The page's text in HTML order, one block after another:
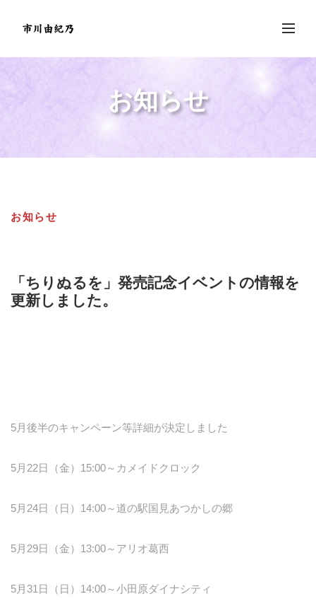
お知らせ
お知らせ
「ちりぬるを」発売記念イベントの情報を
更新しました。
5月後半のキャンペーン等詳細が決定しました
5月22日（金）15:00～カメイドクロック
5月24日（日）14:00～道の駅国見あつかしの郷
5月29日（金）13:00～アリオ葛西
5月31日（日）14:00～小田原ダイナシティ